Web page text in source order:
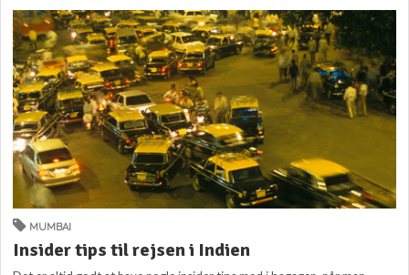
MUMBAI
Insider tips til rejsen i Indien